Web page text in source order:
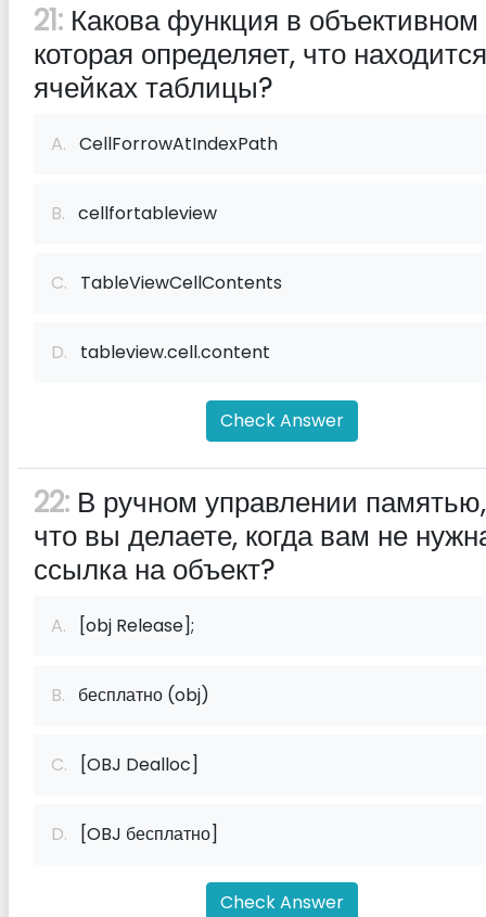
21: Какова функция в объективном
которая определяет, что
ячейках таблицы?
A. CellForrowAtIndexPath
B. cellfortableview
C. TableViewCellContents
D. tableview.cell.content
Check Answer
22: В ручном управлении памятью,
что вы делаете, когда вам не
ссылка на объект?
A. [obj Release];
B. бесплатно (obj)
C. [OBJ Dealloc]
D. [OBJ бесплатно]
Check Answer